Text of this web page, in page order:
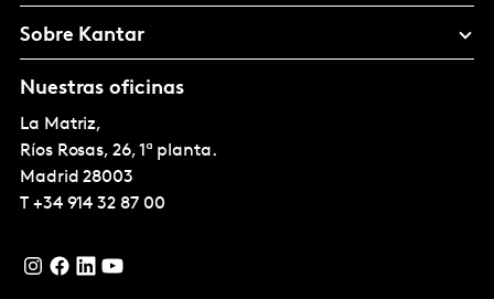
Sobre Kantar
Nuestras oficinas
La Matriz,
Ríos Rosas, 26, 1ª planta.
Madrid 28003
T +34 914 32 87 00